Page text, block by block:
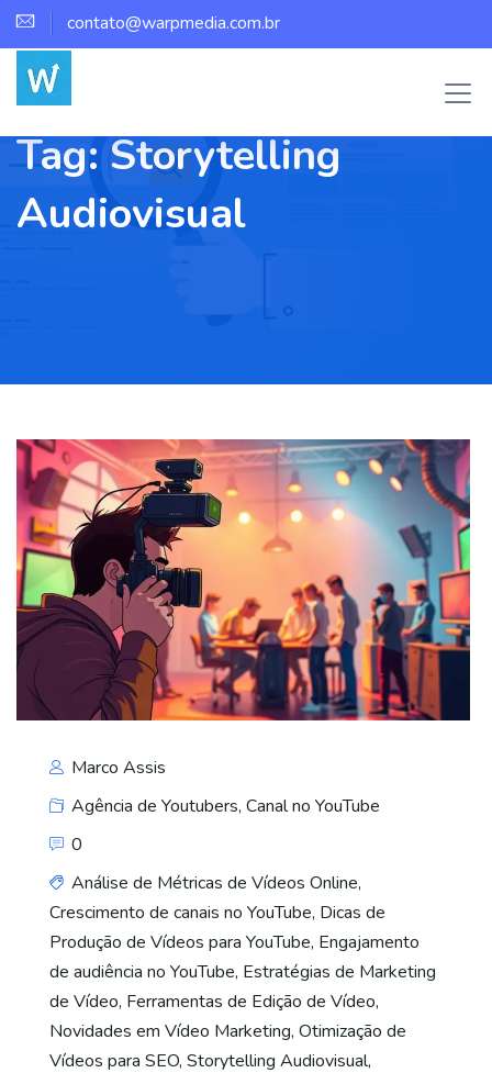
contato@warpmedia.com.br
Tag:Storytelling
Audiovisual
Marco Assis
Agência de Youtubers, Canal no YouTube
0
Análise de Métricas de Vídeos Online,
Crescimento de canais no YouTube, Dicas de
Produção de Vídeos para YouTube, Engajamento
de audiência no YouTube, Estratégias de Marketing
de Vídeo, Ferramentas de Edição de Vídeo,
Novidades em Vídeo Marketing, Otimização de
Vídeos para SEO, Storytelling Audiovisual,